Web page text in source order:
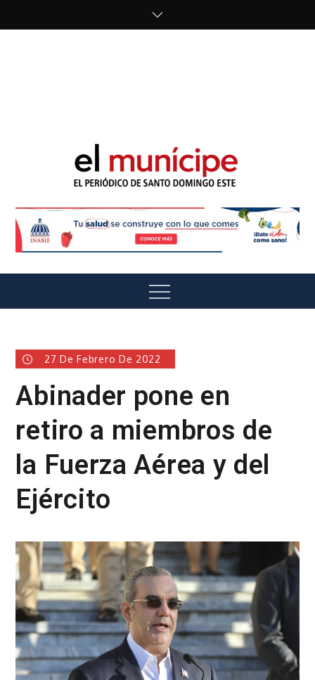
El Munícipe
Menu
27 De Febrero De 2022
Abinader pone en
retiro a miembros de
la Fuerza Aérea y del
Ejército